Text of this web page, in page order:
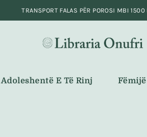
Adoleshentë E Të Rinj Fëmijë